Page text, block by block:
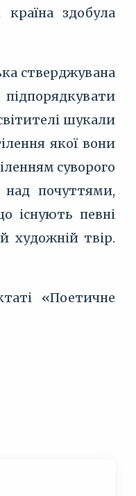
здобула
стверджувана
шукали
якої вони
суворого
почуттями,
існують певні
художній твір.
«Поетичне